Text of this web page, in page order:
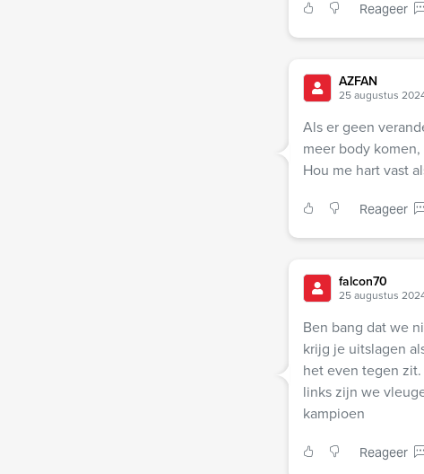
Reageer
AZFAN
25 augustus
Als er geen
meer body
Hou me hart vast
Reageer
falcon70
25 augustus 2024
Ben bang dat we
krijg je uitslagen
het even tegen
links zijn we
kampioen
Reageer